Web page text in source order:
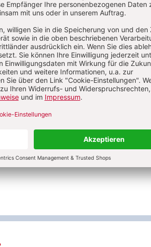
Sie die Kinder die Reime
Kinder, um welches Tier es sich
beim wiederholten und
mitsprechen.
Rote Waldameise – oder andere
weitere Reimverse über die Tiere.